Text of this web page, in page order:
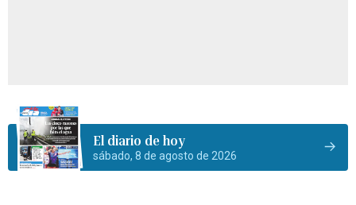
El diario de hoy
sábado, 8 de agosto de 2026